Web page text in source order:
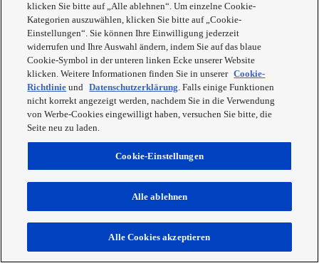
România /
Română
Kingdom & Ireland / English
Datenschutz
Nutzungsbedingungen
Copyright © 2026 Panasonic
klicken Sie bitte auf „Alle ablehnen“. Um einzelne Cookie-
Kategorien auszuwählen, klicken Sie bitte auf „Cookie-
Einstellungen“. Sie können Ihre Einwilligung jederzeit
widerrufen und Ihre Auswahl ändern, indem Sie auf das blaue
Cookie-Symbol in der unteren linken Ecke unserer Website
klicken. Weitere Informationen finden Sie in unserer Cookie-
Richtlinie und Datenschutzerklärung. Falls einige Funktionen
nicht korrekt angezeigt werden, nachdem Sie in die Verwendung
von Werbe-Cookies eingewilligt haben, versuchen Sie bitte, die
Seite neu zu laden.
Cookie-Einstellungen
Alle ablehnen
Alle Cookies akzeptieren